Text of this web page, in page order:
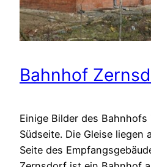
Bahnhof
Einige Bilder des
Südseite. Die Gleise liegen
Seite des